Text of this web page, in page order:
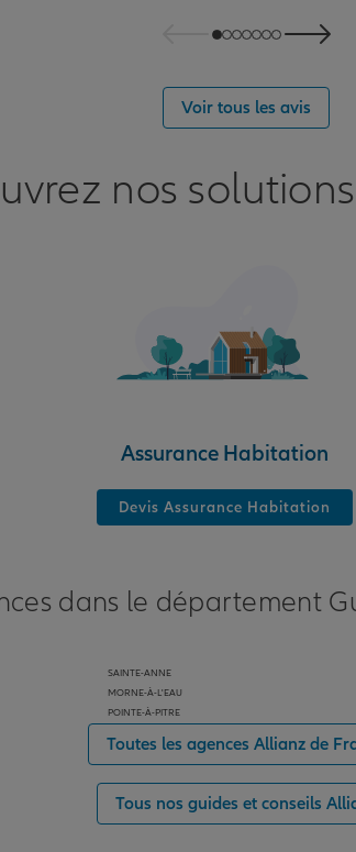
Voir tous les avis
nos
Assurance Habitation
Devis Assurance Habitation
dans le département
SAINTE-ANNE
MORNE-À-L'EAU
POINTE-À-PITRE
Toutes les agences Allianz de
Tous nos guides et conseils